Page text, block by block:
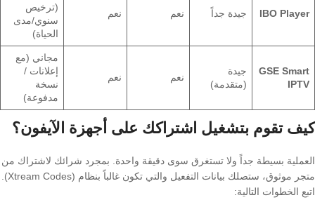
IBO Player جيدة جداً نعم نعم
(ترخيص
سنوي/مدى
الحياة)
GSE Smart
IPTV
جيدة
(متقدمة)
نعم نعم
مجاني (مع
إعلانات /
نسخة
مدفوعة)
كيف تقوم بتشغيل اشتراكك على أجهزة الآيفون؟
العملية بسيطة جداً ولا تستغرق سوى دقيقة واحدة. بمجرد شرائك لاشتراك من
متجر موثوق، ستصلك بيانات التفعيل والتي تكون غالباً بنظام (Xtream Codes).
اتبع الخطوات التالية: